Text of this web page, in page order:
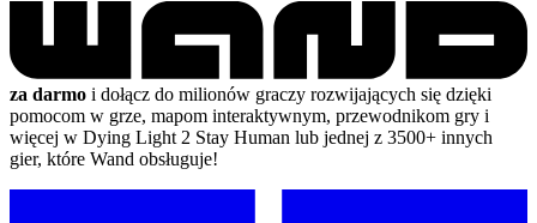
za darmo i dołącz do milionów graczy rozwijających się dzięki
pomocom w grze, mapom interaktywnym, przewodnikom gry i
więcej w Dying Light 2 Stay Human lub jednej z 3500+ innych
gier, które Wand obsługuje!